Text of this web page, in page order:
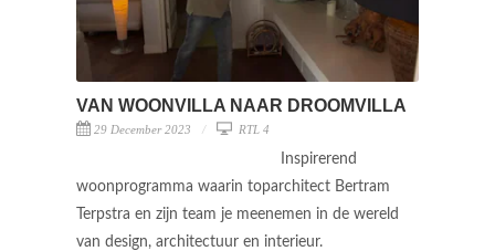
VAN WOONVILLA NAAR DROOMVILLA
29 December 2023 RTL 4
Inspirerend
woonprogramma waarin toparchitect Bertram
Terpstra en zijn team je meenemen in de wereld
van design, architectuur en interieur.